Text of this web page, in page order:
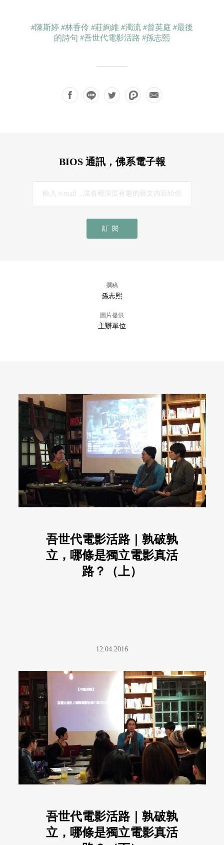
#陳斯婷 #林香伶 #莊絢維 #濁流 #曾英庭 #最後
的詩句 #吾世代電影活路 #孫志熙
BIOS 通訊，佛系電子報
訂閱
撰稿
孫志熙
圖片提供
主辦單位
吾世代電影活路｜孰破孰
立，哪條是獨立電影真活
路？（上）
12.04.2016
吾世代電影活路｜孰破孰
立，哪條是獨立電影真活